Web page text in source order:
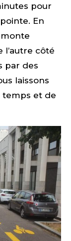
pour
En
l’autre côté
par des
laissons
temps et de